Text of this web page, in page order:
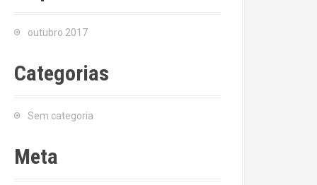
outubro 2017
Categorias
Sem categoria
Meta